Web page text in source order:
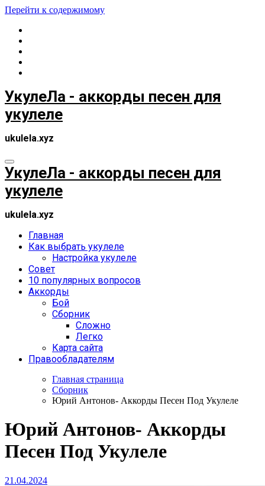
Перейти к содержимому
УкулеЛа - аккорды песен для
укулеле
ukulela.xyz
УкулеЛа - аккорды песен для
укулеле
ukulela.xyz
Главная
Как выбрать укулеле
Настройка укулеле
Совет
10 популярных вопросов
Аккорды
Бой
Сборник
Сложно
Легко
Карта сайта
Правообладателям
Главная страница
Сборник
Юрий Антонов- Аккорды Песен Под Укулеле
Юрий Антонов- Аккорды
Песен Под Укулеле
21.04.2024